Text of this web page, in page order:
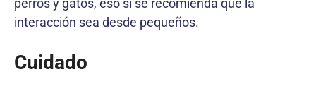
perros y gatos, eso sí se recomienda que la
interacción sea desde pequeños.
Cuidado